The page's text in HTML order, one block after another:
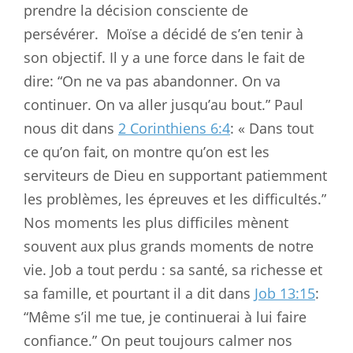
prendre la décision consciente de
persévérer. Moïse a décidé de s’en tenir à
son objectif. Il y a une force dans le fait de
dire: “On ne va pas abandonner. On va
continuer. On va aller jusqu’au bout.” Paul
nous dit dans 2 Corinthiens 6:4: « Dans tout
ce qu’on fait, on montre qu’on est les
serviteurs de Dieu en supportant patiemment
les problèmes, les épreuves et les difficultés.”
Nos moments les plus difficiles mènent
souvent aux plus grands moments de notre
vie. Job a tout perdu : sa santé, sa richesse et
sa famille, et pourtant il a dit dans Job 13:15:
“Même s’il me tue, je continuerai à lui faire
confiance.” On peut toujours calmer nos